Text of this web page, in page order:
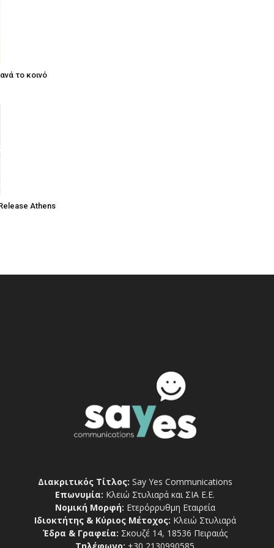
το κοινό
Athens
Διακριτικός Τίτλος: Say Yes Communications
Επωνυμία: Κλειώ Στυλιαρά και ΣΙΑ Ε.Ε.
Νομική Μορφή: Ετερόρρυθμη Εταιρεία
Ιδιοκτήτης & Κύριος Μέτοχος: Κλειώ Στυλιαρά
Έδρα & Γραφεία: Σκουζέ 14, 18536 Πειραιάς
Τηλέφωνο: +30 2130990585